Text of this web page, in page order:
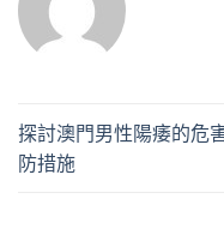
探討澳門男性陽痿的危
防措施